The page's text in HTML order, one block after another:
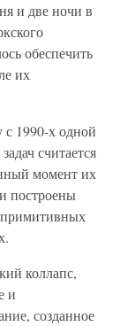
и две ночи в
обеспечить
их
с 1990-х одной
считается
момент их
построены
коллапс,
и
созданное